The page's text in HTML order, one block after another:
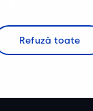
ulei de cocos, unt
cosmetice
Refuză toate